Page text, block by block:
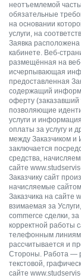
неотъемлемой
обязательные
на основании
услуги, на
Заявка
кабинете. Веб-
размещённая на
исчерпывающая
предоставленная
содержащий
оферту (заказавший
позволяющие
услуги и
оплаты за услугу и
между Заказчиком и
заключается
средства,
сайте
Заказчику сайт
начисляемые
Заказчика на сайте
взимаемая за
сommerce сделки,
корректной работы
телефонным линиям
рассчитывается и
Стороны. Работа —
текстовой,
сайте